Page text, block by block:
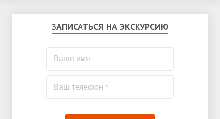
ЗАПИСАТЬСЯ НА ЭКСКУРСИЮ